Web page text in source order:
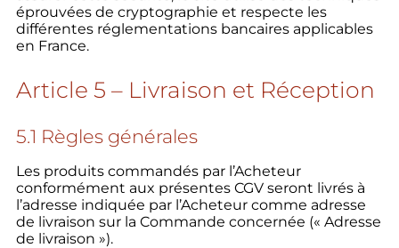
éprouvées de cryptographie et respecte les
différentes réglementations bancaires applicables
en France.
Article 5 – Livraison et Réception
5.1 Règles générales
Les produits commandés par l’Acheteur
conformément aux présentes CGV seront livrés à
l’adresse indiquée par l’Acheteur comme adresse
de livraison sur la Commande concernée (« Adresse
de livraison »).